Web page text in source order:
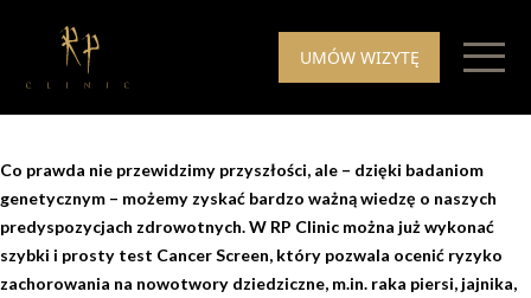
UMÓW WIZYTĘ
Co prawda nie przewidzimy przyszłości, ale – dzięki badaniom
genetycznym – możemy zyskać bardzo ważną wiedzę o naszych
predyspozycjach zdrowotnych. W RP Clinic można już wykonać
szybki i prosty test Cancer Screen, który pozwala ocenić ryzyko
zachorowania na nowotwory dziedziczne, m.in. raka piersi, jajnika,